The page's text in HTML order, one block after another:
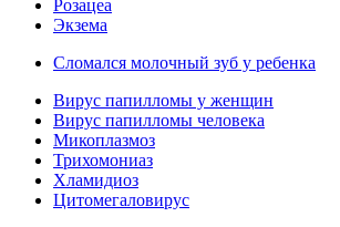
Розацеа
Экзема
Сломался молочный зуб у ребенка
Вирус папилломы у женщин
Вирус папилломы человека
Микоплазмоз
Трихомониаз
Хламидиоз
Цитомегаловирус